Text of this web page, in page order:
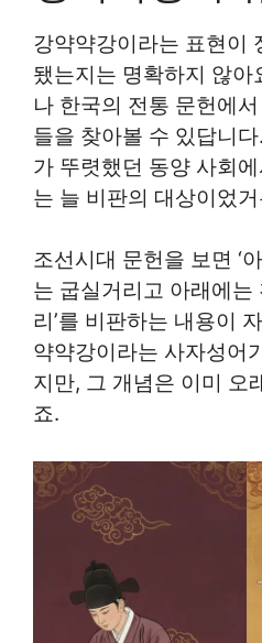
강약약강이라는 표현이
됐는지는 명확하지 않아
나 한국의 전통 문헌에
들을 찾아볼 수 있답니
가 뚜렷했던 동양 사회
는 늘 비판의 대상이었
조선시대 문헌을 보면 ‘
는 굽실거리고 아래에는
리’를 비판하는 내용이
약약강이라는 사자성어
지만, 그 개념은 이미 오
죠.